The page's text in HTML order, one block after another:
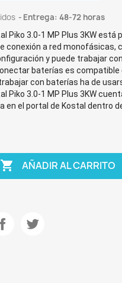
Entrega: 48-72 horas
Piko 3.0-1 MP Plus 3KWestá
conexión a red monofásicas,
y puede trabajar
baterías es compatible
con baterías ha de
Piko 3.0-1 MP Plus 3KW
en el portal de Kostal dentro
 AÑADIR AL CARRITO